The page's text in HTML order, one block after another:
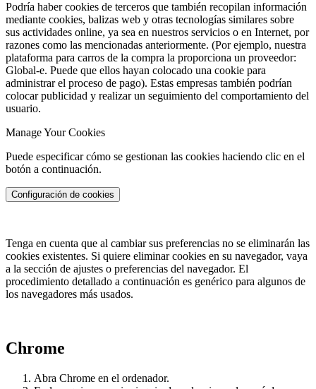
Podría haber cookies de terceros que también recopilan información
mediante cookies, balizas web y otras tecnologías similares sobre
sus actividades online, ya sea en nuestros servicios o en Internet, por
razones como las mencionadas anteriormente. (Por ejemplo, nuestra
plataforma para carros de la compra la proporciona un proveedor:
Global-e. Puede que ellos hayan colocado una cookie para
administrar el proceso de pago). Estas empresas también podrían
colocar publicidad y realizar un seguimiento del comportamiento del
usuario.
Manage Your Cookies
Puede especificar cómo se gestionan las cookies haciendo clic en el
botón a continuación.
Configuración de cookies
Tenga en cuenta que al cambiar sus preferencias no se eliminarán las
cookies existentes. Si quiere eliminar cookies en su navegador, vaya
a la sección de ajustes o preferencias del navegador. El
procedimiento detallado a continuación es genérico para algunos de
los navegadores más usados.
Chrome
Abra Chrome en el ordenador.